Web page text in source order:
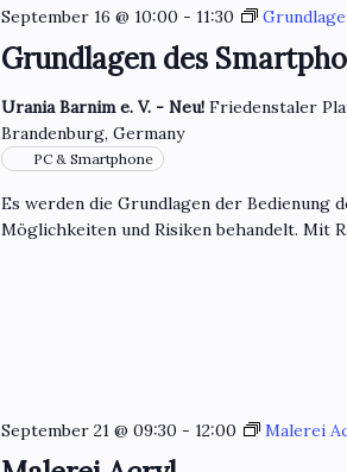
Grundlagen des
September 16 @ 10:00 - 11:30
Urania Barnim e. V. - Neu!Friedenstaler
Brandenburg, Germany
PC & Smartphone
Es werden die Grundlagen der Bedienung
Möglichkeiten und Risiken behandelt. Mit
September 21 @ 09:30 - 12:00 Malerei